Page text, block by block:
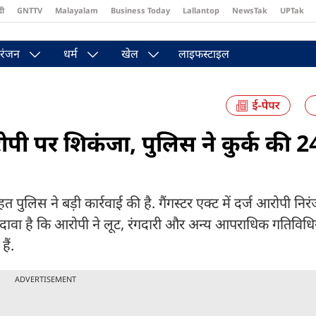
GNTTV Malayalam Business Today Lallantop NewsTak UPTak
धर्म खेल लाइफस्टाइल
पर शिकंजा, पुलिस ने कुर्क की
ने बड़ी कार्रवाई की है. गैंगस्टर एक्ट में दर्ज आरोपी
है कि आरोपी ने लूट, रंगदारी और अन्य आपराधिक
ADVERTISEMENT